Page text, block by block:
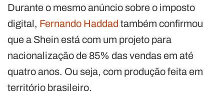
Durante o mesmo anúncio sobre o imposto
digital, Fernando Haddad também confirmou
que a Shein está com um projeto para
nacionalização de 85% das vendas em até
quatro anos. Ou seja, com produção feita em
território brasileiro.